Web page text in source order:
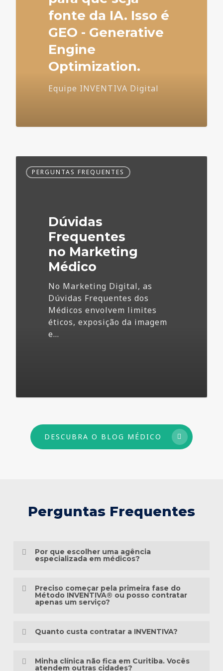
fonte da IA. Isso é
GEO - Generative
Engine
Optimization.
Equipe INVENTIVA Digital
Frequentes
PERGUNTAS FREQUENTES
Dúvidas
Frequentes
no Marketing
Médico
No Marketing Digital, as
Dúvidas Frequentes dos
Médicos envolvem limites
éticos, exposição da imagem
e…
DESCUBRA O BLOG MÉDICO
Perguntas Frequentes
Por que escolher uma agência
especializada em médicos?
mais do que conhecimento em publicidade.
paciente, as particularidades das
como as pessoas pesquisam sintomas,
Preciso começar pela primeira fase do
Método INVENTIVA® ou posso contratar
apenas um serviço?
diferente da sua presença digital. Algumas
Quanto custa contratar a INVENTIVA?
padronizados, porque cada clínica possui
Minha clínica não fica em Curitiba. Vocês
atendem outras cidades?